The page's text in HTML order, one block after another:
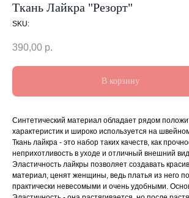
Ткань Лайкра "Резорт"
SKU:
390,00 р.
В корзину
Синтетический материал обладает рядом
характеристик и широко используется на
Ткань лайкра - это набор таких качеств, как
неприхотливость в уходе и отличный внешний
Эластичность лайкры позволяет создавать
материал, ценят женщины, ведь платья из него
практически невесомыми и очень удобными.